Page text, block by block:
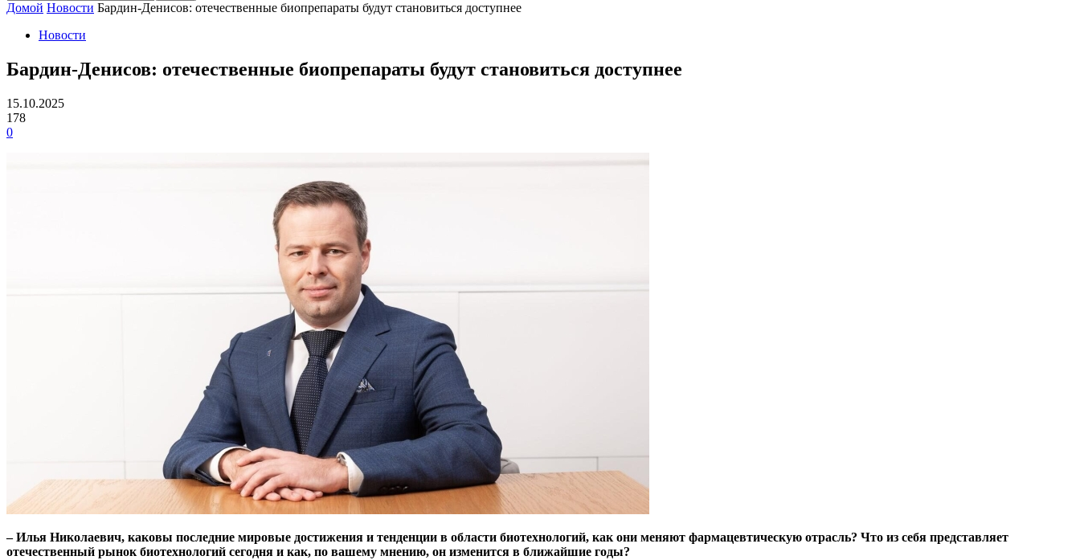
Домой Новости Бардин-Денисов: отечественные биопрепараты будут становиться доступнее
Новости
Бардин-Денисов: отечественные биопрепараты будут становиться доступнее
15.10.2025
178
0
– Илья Николаевич, каковы последние мировые достижения и тенденции в области биотехнологий, как они меняют фармацевтическую отрасль? Что из себя представляет
отечественный рынок биотехнологий сегодня и как, по вашему мнению, он изменится в ближайшие годы?